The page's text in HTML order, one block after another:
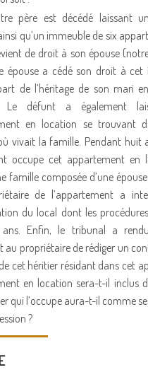
père est décédé laissant
qu’un immeuble de six
de droit à son épouse
épouse a cédé son droit à cet
de l’héritage de son mari
Le défunt a également
en location se trouvant
vivait la famille. Pendant huit
occupe cet appartement en
famille composée d’une
de l’appartement a
du local dont les
ans. Enfin, le tribunal a
au propriétaire de rédiger un
cet héritier résidant dans cet
en location sera-t-il inclus
qui l’occupe aura-t-il comme
?